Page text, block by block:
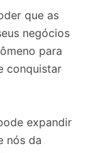
que as
negócios
para
conquistar
expandir
nós da